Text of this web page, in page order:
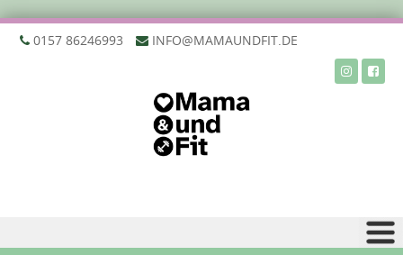
‭0157 86246993‬ INFO@MAMAUNDFIT.DE